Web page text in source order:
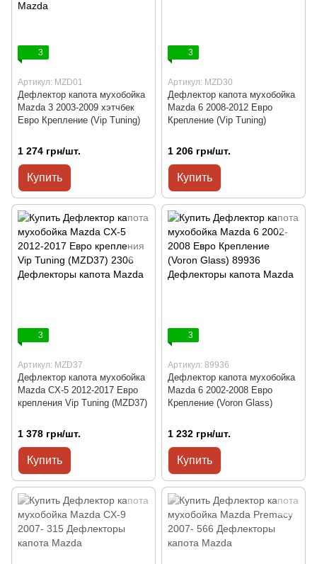
3
Артикул: MZD01
Дефлектор капота мухобойка
Mazda 3 2003-2009 хэтчбек
Евро Крепление (Vip Tuning)
1 274 грн/шт.
Купить
3
Артикул: MZD30
Дефлектор капота мухобойка
Mazda 6 2008-2012 Евро
Крепление (Vip Tuning)
1 206 грн/шт.
Купить
3
Артикул: MZD37
Дефлектор капота мухобойка
Mazda CX-5 2012-2017 Евро
крепления Vip Tuning (MZD37)
1 378 грн/шт.
Купить
3
Артикул: 89936
Дефлектор капота мухобойка
Mazda 6 2002-2008 Евро
Крепление (Voron Glass)
1 232 грн/шт.
Купить